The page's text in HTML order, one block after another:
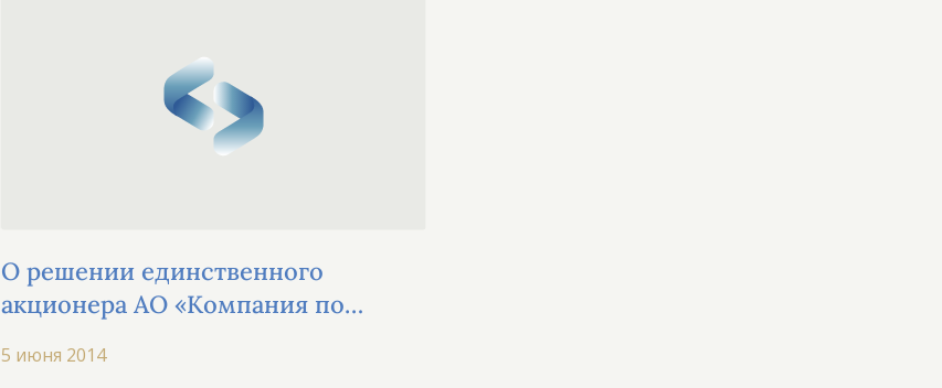
О решении единственного
акционера АО «Компания по
портфелем «Компас» 30 мая 2014 г.
5 июня 2014